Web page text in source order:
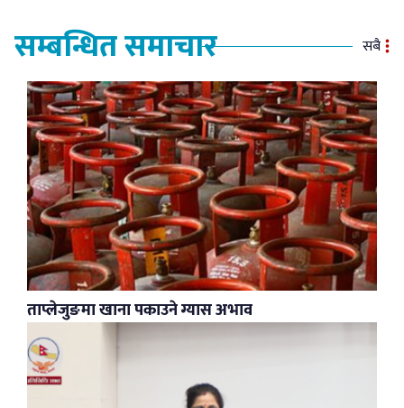
सम्बन्धित समाचार सबै
ताप्लेजुङमा खाना पकाउने ग्यास अभाव